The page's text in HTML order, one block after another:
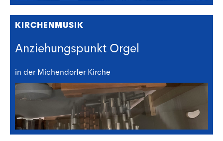
KIRCHENMUSIK
Anziehungspunkt Orgel
in der Michendorfer Kirche